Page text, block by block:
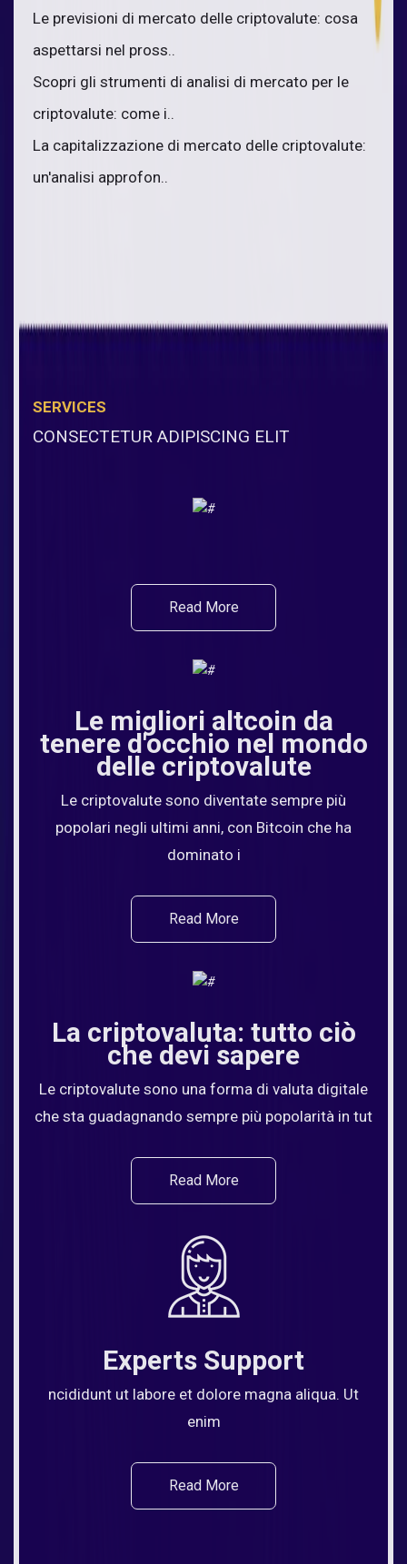
Le previsioni di mercato delle criptovalute: cosa
aspettarsi nel pross..
Scopri gli strumenti di analisi di mercato per le
criptovalute: come i..
La capitalizzazione di mercato delle criptovalute:
un'analisi approfon..
SERVICES
CONSECTETUR ADIPISCING ELIT
Read More
Le migliori altcoin da
tenere d'occhio nel mondo
delle criptovalute
Le criptovalute sono diventate sempre più
popolari negli ultimi anni, con Bitcoin che ha
dominato i
Read More
La criptovaluta: tutto ciò
che devi sapere
Le criptovalute sono una forma di valuta digitale
che sta guadagnando sempre più popolarità in tut
Read More
Experts Support
ncididunt ut labore et dolore magna aliqua. Ut
enim
Read More